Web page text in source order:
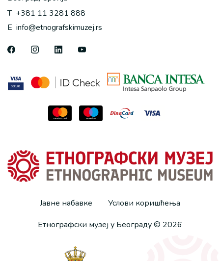
T +381 11 3281 888
E info@etnografskimuzej.rs
Јавне набавке
Услови коришћења
Етнографски музеј у Београду © 2026